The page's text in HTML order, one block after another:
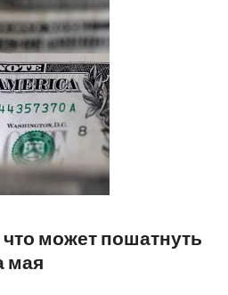
может пошатнуть
мая